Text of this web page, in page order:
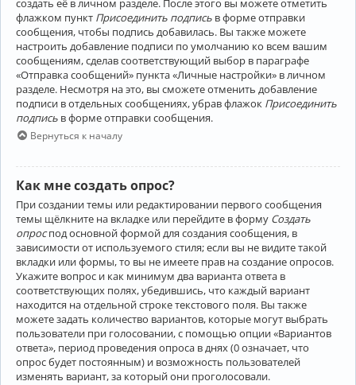
флажком пункт Присоединить подпись в форме отправки
сообщения, чтобы подпись добавилась. Вы также можете
настроить добавление подписи по умолчанию ко всем вашим
сообщениям, сделав соответствующий выбор в параграфе
«Отправка сообщений» пункта «Личные настройки» в личном
разделе. Несмотря на это, вы сможете отменить добавление
подписи в отдельных сообщениях, убрав флажок Присоединить
подпись в форме отправки сообщения.
Вернуться к началу
Как мне создать опрос?
При создании темы или редактировании первого сообщения
темы щёлкните на вкладке или перейдите в форму Создать
опроспод основной формой для создания сообщения, в
зависимости от используемого стиля; если вы не видите такой
вкладки или формы, то вы не имеете прав на создание опросов.
Укажите вопрос и как минимум два варианта ответа в
соответствующих полях, убедившись, что каждый вариант
находится на отдельной строке текстового поля. Вы также
можете задать количество вариантов, которые могут выбрать
пользователи при голосовании, с помощью опции «Вариантов
ответа», период проведения опроса в днях (0 означает, что
опрос будет постоянным) и возможность пользователей
изменять вариант, за который они проголосовали.